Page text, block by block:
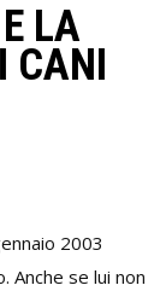
LA
CANI
2003
se lui non